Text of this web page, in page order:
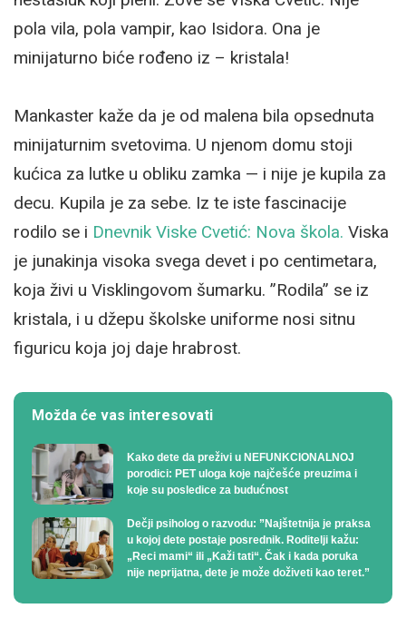
pola vila, pola vampir, kao Isidora. Ona je
minijaturno biće rođeno iz – kristala!
Mankaster kaže da je od malena bila opsednuta
minijaturnim svetovima. U njenom domu stoji
kućica za lutke u obliku zamka — i nije je kupila za
decu. Kupila je za sebe. Iz te iste fascinacije
rodilo se i Dnevnik Viske Cvetić: Nova škola. Viska
je junakinja visoka svega devet i po centimetara,
koja živi u Visklingovom šumarku. ”Rodila” se iz
kristala, i u džepu školske uniforme nosi sitnu
figuricu koja joj daje hrabrost.
Možda će vas interesovati
Kako dete da preživi u NEFUNKCIONALNOJ
porodici: PET uloga koje najčešće preuzima i
koje su posledice za budućnost
Dečji psiholog o razvodu: ”Najštetnija je praksa
u kojoj dete postaje posrednik. Roditelji kažu:
„Reci mami“ ili „Kaži tati“. Čak i kada poruka
nije neprijatna, dete je može doživeti kao teret.”